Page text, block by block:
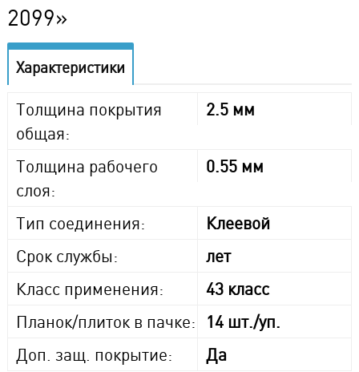
2099»
Характеристики
Толщина покрытия
общая:
2.5 мм
Толщина рабочего
слоя:
0.55 мм
Тип соединения:
Клеевой
Срок службы:
лет
Класс применения:
43 класс
Планок/плиток в пачке:
14 шт./уп.
Доп. защ. покрытие:
Да